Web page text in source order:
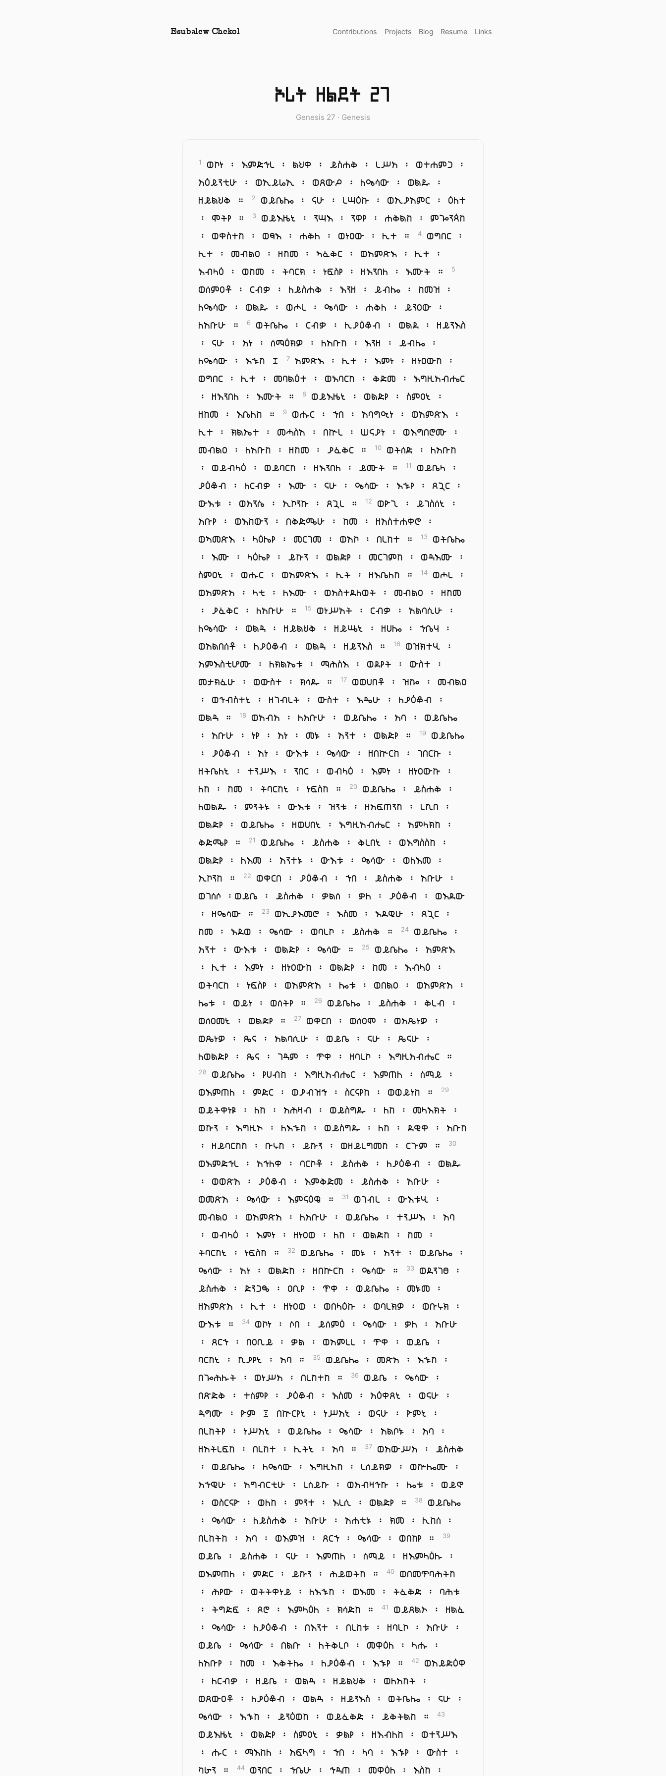
Esubalew Chekol Contributions Projects Blog Resume Links
ኦሪት ዘልደት 27
Genesis 27 · Genesis
1
ወኮነ ፡ እምድኅረ ፡ ልህቀ ፡ ይስሐቅ ፡ ረሥአ ፡ ወተሐምጋ ፡
አዕይንቲሁ ፡ ወኢይሬኢ ፡ ወጸውዖ ፡ ለዔሳው ፡ ወልዱ ፡
ዘይልህቅ ።
2
ወይቤሎ ፡ ናሁ ፡ ረሣዕኩ ፡ ወኢያአምር ፡ ዕለተ
፡ ሞትየ ።
3
ወይእዜኒ ፡ ንሣእ ፡ ንዋየ ፡ ሐቅልከ ፡ ምጐንጳከ
፡ ወቀስተከ ፡ ወፃእ ፡ ሐቅለ ፡ ወነዐው ፡ ሊተ ።
4
ወግበር ፡
ሊተ ፡ መብልዐ ፡ ዘከመ ፡ ኣፈቅር ፡ ወአምጽእ ፡ ሊተ ፡
እብላዕ ፡ ወከመ ፡ ትባርክ ፡ ነፍስየ ፡ ዘእንበለ ፡ እሙት ።
5
ወሰምዐቶ ፡ ርብቃ ፡ ለይስሐቅ ፡ እንዘ ፡ ይብሎ ፡ ከመዝ ፡
ለዔሳው ፡ ወልዱ ፡ ወሖረ ፡ ዔሳው ፡ ሐቅለ ፡ ይንዐው ፡
ለአቡሁ ።
6
ወትቤሎ ፡ ርብቃ ፡ ሊያዕቆብ ፡ ወልደ ፡ ዘይንእስ
፡ ናሁ ፡ አነ ፡ ሰማዕክዎ ፡ ለአቡከ ፡ እንዘ ፡ ይብሎ ፡
ለዔሳው ፡ እኁከ ፤
7
አምጽእ ፡ ሊተ ፡ እምነ ፡ ዘነዐውከ ፡
ወግበር ፡ ሊተ ፡ መባልዕተ ፡ ወእባርከ ፡ ቅድመ ፡ እግዚአብሔር
፡ ዘእንበለ ፡ እሙት ።
8
ወይእዜኒ ፡ ወልድየ ፡ ስምዐኒ ፡
ዘከመ ፡ እቤለከ ።
9
ወሑር ፡ ኀበ ፡ አባግዒነ ፡ ወአምጽእ ፡
ሊተ ፡ ክልኤተ ፡ መሓስአ ፡ በኵረ ፡ ሠናያነ ፡ ወእግበሮሙ ፡
መብልዐ ፡ ለአቡከ ፡ ዘከመ ፡ ያፈቅር ።
10
ወትሰድ ፡ ለአቡከ
፡ ወይብላዕ ፡ ወይባርከ ፡ ዘእንበለ ፡ ይሙት ።
11
ወይቤላ ፡
ያዕቆብ ፡ ለርብቃ ፡ እሙ ፡ ናሁ ፡ ዔሳው ፡ እኁየ ፡ ጸጓር ፡
ውእቱ ፡ ወአንሴ ፡ ኢኮንኩ ፡ ጸጓረ ።
12
ወዮጊ ፡ ይገስሰኒ ፡
አቡየ ፡ ወእከውን ፡ በቅድሜሁ ፡ ከመ ፡ ዘአስተሐቀሮ ፡
ወኣመጽእ ፡ ላዕሌየ ፡ መርገመ ፡ ወአኮ ፡ በረከተ ።
13
ወትቤሎ
፡ እሙ ፡ ላዕሌየ ፡ ይኩን ፡ ወልድየ ፡ መርገምከ ፡ ወዳእሙ ፡
ስምዐኒ ፡ ወሑር ፡ ወአምጽእ ፡ ሊት ፡ ዘእቤለከ ።
14
ወሖረ ፡
ወአምጽአ ፡ ላቲ ፡ ለእሙ ፡ ወአስተደለወት ፡ መብልዐ ፡ ዘከመ
፡ ያፈቅር ፡ ለአቡሁ ።
15
ወነሥአት ፡ ርብቃ ፡ አልባሲሁ ፡
ለዔሳው ፡ ወልዳ ፡ ዘይልህቅ ፡ ዘይሤኒ ፡ ዘሀሎ ፡ ኀቤሃ ፡
ወአልበሰቶ ፡ ለያዕቆብ ፡ ወልዳ ፡ ዘይንእስ ።
16
ወዝክተሂ ፡
አምእስቲሆሙ ፡ ለክልኤቱ ፡ ማሕስእ ፡ ወደየት ፡ ውስተ ፡
መታክፈሁ ፡ ወውስተ ፡ ክሳዱ ።
17
ወወሀበቶ ፡ ዝኰ ፡ መብልዐ
፡ ወኅብስተኒ ፡ ዘገብረት ፡ ውስተ ፡ እዴሁ ፡ ለያዕቆብ ፡
ወልዳ ።
18
ወአብአ ፡ ለአቡሁ ፡ ወይቤሎ ፡ አባ ፡ ወይቤሎ
፡ አቡሁ ፡ ነየ ፡ አነ ፡ መኑ ፡ አንተ ፡ ወልድየ ።
19
ወይቤሎ
፡ ያዕቆብ ፡ አነ ፡ ውእቱ ፡ ዔሳው ፡ ዘበኵርከ ፡ ገበርኩ ፡
ዘትቤለኒ ፡ ተንሥእ ፡ ንበር ፡ ወብላዕ ፡ እምነ ፡ ዘነዐውኩ ፡
ለከ ፡ ከመ ፡ ትባርከኒ ፡ ነፍስከ ።
20
ወይቤሎ ፡ ይስሐቅ ፡
ለወልዱ ፡ ምንትኑ ፡ ውእቱ ፡ ዝንቱ ፡ ዘአፍጠንከ ፡ ረኪበ ፡
ወልድየ ፡ ወይቤሎ ፡ ዘወሀበኒ ፡ እግዚአብሔር ፡ አምላክከ ፡
ቅድሜየ ።
21
ወይቤሎ ፡ ይስሐቅ ፡ ቅረበኒ ፡ ወእግስስከ ፡
ወልድየ ፡ ለእመ ፡ አንተኑ ፡ ውእቱ ፡ ዔሳው ፡ ወለእመ ፡
ኢኮንከ ።
22
ወቀርበ ፡ ያዕቆብ ፡ ኀበ ፡ ይስሐቅ ፡ አቡሁ ፡
ወገሰሶ ፡ወይቤ ፡ ይስሐቅ ፡ ቃልሰ ፡ ቃለ ፡ ያዕቆብ ፡ ወእደው
፡ ዘዔሳው ።
23
ወኢያእመሮ ፡ እስመ ፡ እደዊሁ ፡ ጸጓር ፡
ከመ ፡ እደወ ፡ ዔሳው ፡ ወባረኮ ፡ ይስሐቅ ።
24
ወይቤሎ ፡
አንተ ፡ ውእቱ ፡ ወልድየ ፡ ዔሳው ።
25
ወይቤሎ ፡ አምጽእ
፡ ሊተ ፡ እምነ ፡ ዘነዐውከ ፡ ወልድየ ፡ ከመ ፡ እብላዕ ፡
ወትባርከ ፡ ነፍስየ ፡ ወአምጽአ ፡ ሎቱ ፡ ወበልዐ ፡ ወአምጽአ ፡
ሎቱ ፡ ወይነ ፡ ወሰትየ ።
26
ወይቤሎ ፡ ይስሐቅ ፡ ቅረብ ፡
ወሰዐመኒ ፡ ወልድየ ።
27
ወቀርበ ፡ ወሰዐሞ ፡ ወአጼነዎ ፡
ወጼነዎ ፡ ጼና ፡ አልባሲሁ ፡ ወይቤ ፡ ናሁ ፡ ጼናሁ ፡
ለወልድየ ፡ ጼና ፡ ገዳም ፡ ጥቀ ፡ ዘባረኮ ፡ እግዚአብሔር ።
28
ወይቤሎ ፡ የሀብከ ፡ እግዚአብሔር ፡ እምጠለ ፡ ሰማይ ፡
ወእምጠለ ፡ ምድር ፡ ወያብዝኅ ፡ ስርናየከ ፡ ወወይነከ ።
29
ወይትቀነዩ ፡ ለከ ፡ አሕዛብ ፡ ወይስግዱ ፡ ለከ ፡ መላእክት ፡
ወኩን ፡ እግዚኦ ፡ ለእኁከ ፡ ወይስግዱ ፡ ለከ ፡ ደቂቀ ፡ አቡከ
፡ ዘይባርከከ ፡ ቡሩከ ፡ ይኩን ፡ ወዘይረግመከ ፡ ርጉም ።
30
ወእምድኅረ ፡ አኅለቀ ፡ ባርኮቶ ፡ ይስሐቅ ፡ ለያዕቆብ ፡ ወልዱ
፡ ወወጽአ ፡ ያዕቆብ ፡ እምቅድመ ፡ ይስሐቅ ፡ አቡሁ ፡
ወመጽአ ፡ ዔሳው ፡ እምናዕዌ ።
31
ወገብረ ፡ ውእቱሂ ፡
መብልዐ ፡ ወአምጽአ ፡ ለአቡሁ ፡ ወይቤሎ ፡ ተንሥእ ፡ አባ
፡ ወብላዕ ፡ እምነ ፡ ዘነዐወ ፡ ለከ ፡ ወልድከ ፡ ከመ ፡
ትባርከኒ ፡ ነፍስከ ።
32
ወይቤሎ ፡ መኑ ፡ አንተ ፡ ወይቤሎ ፡
ዔሳው ፡ አነ ፡ ወልድከ ፡ ዘበኵርከ ፡ ዔሳው ።
33
ወደንገፀ ፡
ይስሐቅ ፡ ድንጋፄ ፡ ዐቢየ ፡ ጥቀ ፡ ወይቤሎ ፡ መኑመ ፡
ዘአምጽአ ፡ ሊተ ፡ ዘነዐወ ፡ ወበላዕኩ ፡ ወባረክዎ ፡ ወቡሩክ ፡
ውእቱ ።
34
ወኮነ ፡ ሶበ ፡ ይሰምዕ ፡ ዔሳው ፡ ቃለ ፡ አቡሁ
፡ ጸርኀ ፡ በዐቢይ ፡ ቃል ፡ ወአምረረ ፡ ጥቀ ፡ ወይቤ ፡
ባርከኒ ፡ ኪያየኒ ፡ አባ ።
35
ወይቤሎ ፡ መጽአ ፡ እኁከ ፡
በጐሕሉት ፡ ወነሥአ ፡ በረከተከ ።
36
ወይቤ ፡ ዔሳው ፡
በጽድቅ ፡ ተሰምየ ፡ ያዕቆብ ፡ እስመ ፡ አዕቀጸኒ ፡ ወናሁ ፡
ዳግሙ ፡ ዮም ፤ በኵርየኒ ፡ ነሥአኒ ፡ ወናሁ ፡ ዮምኒ ፡
በረከትየ ፡ ነሥአኒ ፡ ወይቤሎ ፡ ዔሳው ፡ አልቦኑ ፡ አባ ፡
ዘአትረፍከ ፡ በረከተ ፡ ሊትኒ ፡ አባ ።
37
ወአውሥአ ፡ ይስሐቅ
፡ ወይቤሎ ፡ ለዔሳው ፡ እግዚአከ ፡ ረሰይክዎ ፡ ወኵሎሙ ፡
አኀዊሁ ፡ አግብርቲሁ ፡ ረሰይኩ ፡ ወአብዛኅኩ ፡ ሎቱ ፡ ወይኖ
፡ ወስርናዮ ፡ ወለከ ፡ ምንተ ፡ እረሲ ፡ ወልድየ ።
38
ወይቤሎ
፡ ዔሳው ፡ ለይስሐቅ ፡ አቡሁ ፡ አሐቲኑ ፡ ክመ ፡ ሊከሰ ፡
በረከትከ ፡ አባ ፡ ወእምዝ ፡ ጸርኀ ፡ ዔሳው ፡ ወበከየ ።
39
ወይቤ ፡ ይስሐቅ ፡ ናሁ ፡ እምጠለ ፡ ሰማይ ፡ ዘእምላዕሉ ፡
ወእምጠለ ፡ ምድር ፡ ይኩን ፡ ሕይወትከ ።
40
ወበመጥባሕትከ
፡ ሕየው ፡ ወትትቀነይ ፡ ለእኁከ ፡ ወእመ ፡ ትፈቅድ ፡ ባሕቱ
፡ ትግድፍ ፡ ጾሮ ፡ እምላዕለ ፡ ክሳድከ ።
41
ወይጸልኦ ፡ ዘልፈ
፡ ዔሳው ፡ ለያዕቆብ ፡ በእንተ ፡ በረከቱ ፡ ዘባረኮ ፡ አቡሁ ፡
ወይቤ ፡ ዔሳው ፡ በልቡ ፡ ለትቅረቦ ፡ መዋዕለ ፡ ላሑ ፡
ለአቡየ ፡ ከመ ፡ እቅትሎ ፡ ለያዕቆብ ፡ እኁየ ።
42
ወአይድዕዋ
፡ ለርብቃ ፡ ዘይቤ ፡ ወልዳ ፡ ዘይልህቅ ፡ ወለአከት ፡
ወጸውዐቶ ፡ ለያዕቆብ ፡ ወልዳ ፡ ዘይንእስ ፡ ወትቤሎ ፡ ናሁ ፡
ዔሳው ፡ እኁከ ፡ ይንዕወከ ፡ ወይፈቅድ ፡ ይቅትልከ ።
43
ወይእዜኒ ፡ ወልድየ ፡ ስምዐኒ ፡ ቃልየ ፡ ዘእብለከ ፡ ወተንሥእ
፡ ሑር ፡ ማእከለ ፡ አፍላግ ፡ ኀበ ፡ ላባ ፡ እኁየ ፡ ውስተ ፡
ካራን ።
44 ወንበር ፡ ኀቤሁ ፡ ኅዳጠ ፡ መዋዕለ ፡ እስከ ፡